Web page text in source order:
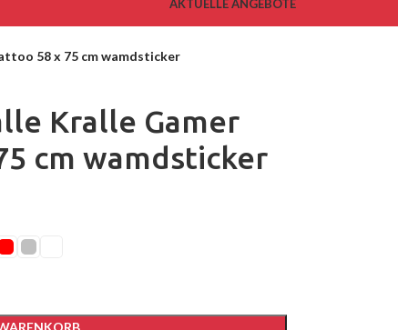
AKTUELLE ANGEBOTE
58 x 75 cm wamdsticker
Kralle Gamer
cm wamdsticker